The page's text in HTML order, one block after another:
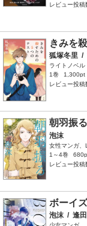
レビュー投稿
きみを
狐塚冬里 /
ライトノベル
1巻
1,300pt
レビュー投稿
朝羽振る
泡沫
女性マンガ、
1～4巻
レビュー投稿
ボーイ
泡沫 / 逢